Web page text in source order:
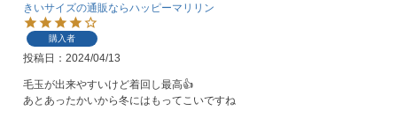
きいサイズの通販ならハッピーマリリン
購入者
投稿日 2024/04/13
毛玉が出来やすいけど着回し最高👍
あとあったかいから冬にはもってこいですね